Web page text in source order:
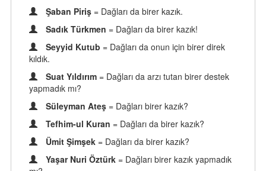
Şaban Piriş = Dağları da birer kazık.
Sadık Türkmen = Dağları da birer kazık!
Seyyid Kutub = Dağları da onun için birer direk
kıldık.
Suat Yıldırım = Dağları da arzı tutan birer destek
yapmadık mı?
Süleyman Ateş = Dağları birer kazık?
Tefhim-ul Kuran = Dağları da birer kazık?
Ümit Şimşek = Dağları da birer kazık?
Yaşar Nuri Öztürk = Dağları birer kazık yapmadık